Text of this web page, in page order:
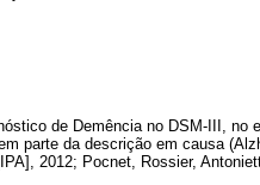
de Demência no DSM-III, no
parte da descrição em causa
2012; Pocnet, Rossier,